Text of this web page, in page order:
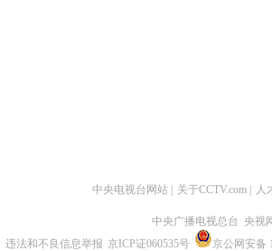
中央电视台网站 关于CCTV.com 人
中央广播电视总台 央视
违法和不良信息举报 京ICP证060535号 京公网安备